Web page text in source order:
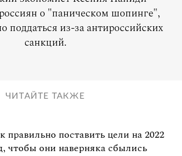
о "паническом шопинге",
поддаться из-за антироссийских
санкций.
ЧИТАЙТЕ ТАКЖЕ
правильно поставить цели на 2022
чтобы они наверняка сбылись